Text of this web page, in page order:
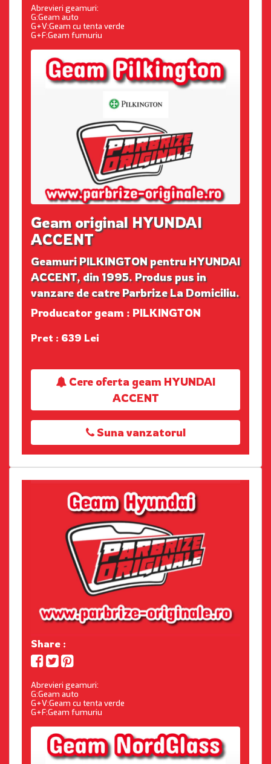
Abrevieri geamuri:
G:Geam auto
G+V:Geam cu tenta verde
G+F:Geam fumuriu
Geam original HYUNDAI
ACCENT
Geamuri PILKINGTON pentru HYUNDAI
ACCENT, din 1995. Produs pus in
vanzare de catre Parbrize La Domiciliu.
Producator geam : PILKINGTON
Pret : 639 Lei
Cere oferta geam HYUNDAI
ACCENT
Suna vanzatorul
Share :
Abrevieri geamuri:
G:Geam auto
G+V:Geam cu tenta verde
G+F:Geam fumuriu